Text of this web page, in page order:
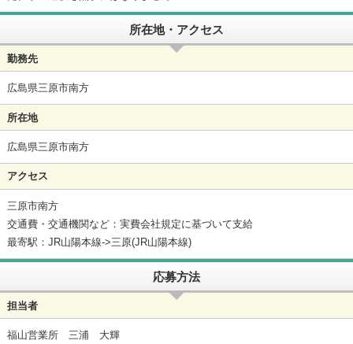
所在地・アクセス
勤務先
広島県三原市南方
所在地
広島県三原市南方
アクセス
三原市南方
交通費・交通機関など：実費会社規定に基づいて支給
最寄駅：JR山陽本線->三原(JR山陽本線)
応募方法
担当者
福山営業所 三浦 大輝